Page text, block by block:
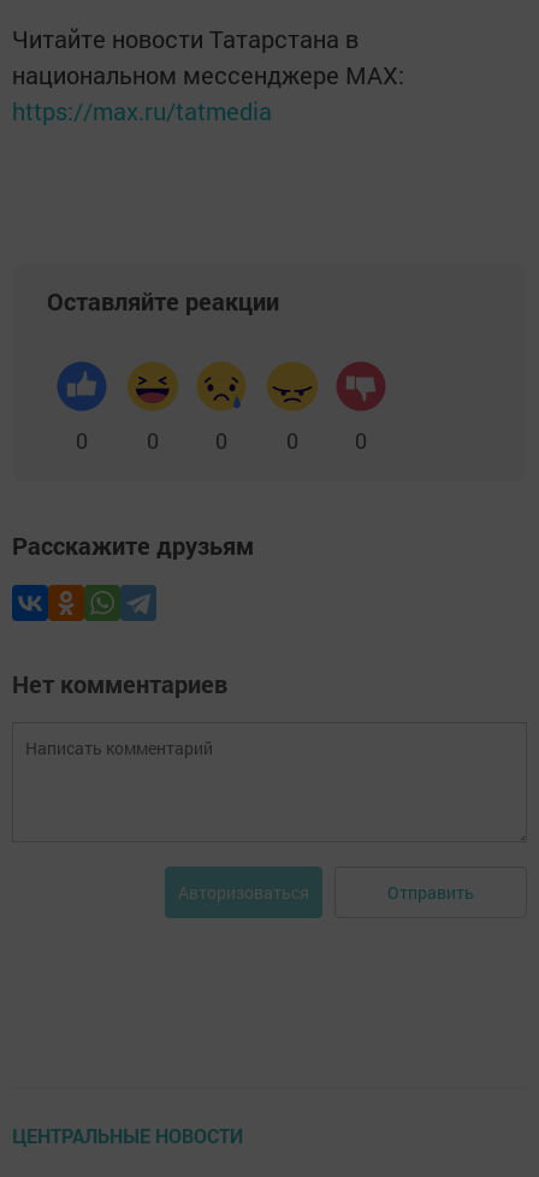
Читайте новости Татарстана в
национальном мессенджере MАХ:
https://max.ru/tatmedia
Оставляйте реакции
0 0 0 0 0
Расскажите друзьям
Нет комментариев
Авторизоваться Отправить
ЦЕНТРАЛЬНЫЕ НОВОСТИ